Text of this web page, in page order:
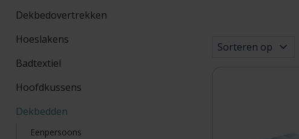
Dekbedovertrekken
Hoeslakens
Badtextiel
Hoofdkussens
Dekbedden
Eenpersoons
Sorteren op